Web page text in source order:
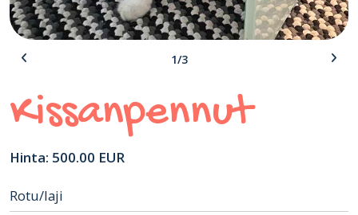
1/3
Kissanpennut
Hinta: 500.00 EUR
Rotu/laji